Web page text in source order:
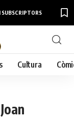
SUBSCRIPTORS
Cultura